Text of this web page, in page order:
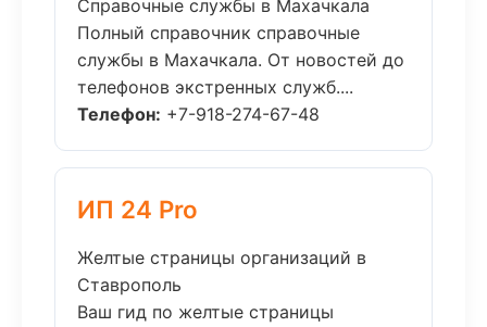
Справочные службы в Махачкала
Полный справочник справочные
службы в Махачкала. От новостей до
телефонов экстренных служб....
Телефон: +7-918-274-67-48
ИП 24 Pro
Желтые страницы организаций в
Ставрополь
Ваш гид по желтые страницы